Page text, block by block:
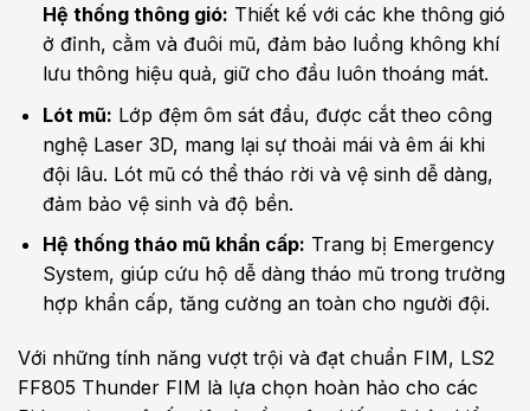
Hệ thống thông gió: Thiết kế với các khe thông gió
ở đỉnh, cằm và đuôi mũ, đảm bảo luồng không khí
lưu thông hiệu quả, giữ cho đầu luôn thoáng mát.
Lót mũ: Lớp đệm ôm sát đầu, được cắt theo công
nghệ Laser 3D, mang lại sự thoải mái và êm ái khi
đội lâu. Lót mũ có thể tháo rời và vệ sinh dễ dàng,
đảm bảo vệ sinh và độ bền.
Hệ thống tháo mũ khẩn cấp: Trang bị Emergency
System, giúp cứu hộ dễ dàng tháo mũ trong trường
hợp khẩn cấp, tăng cường an toàn cho người đội.
Với những tính năng vượt trội và đạt chuẩn FIM, LS2
FF805 Thunder FIM là lựa chọn hoàn hảo cho các